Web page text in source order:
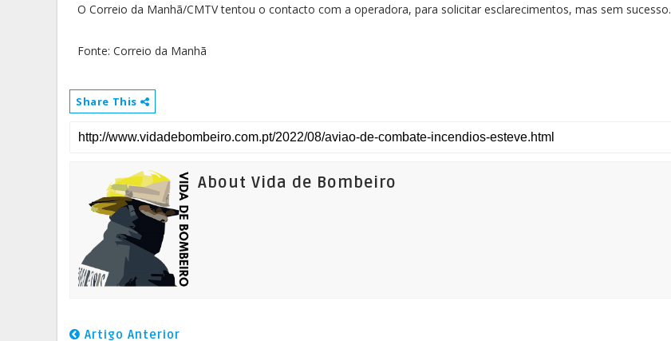
O Correio da Manhã/CMTV tentou o contacto com a operadora, para solicitar esclarecimentos, mas sem sucesso.
Fonte: Correio da Manhã
Share This
About Vida de Bombeiro
Artigo Anterior